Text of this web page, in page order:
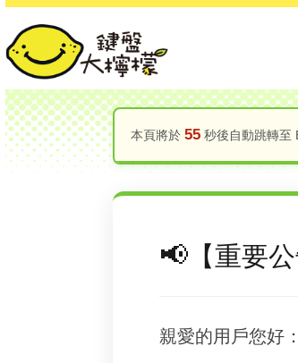
本頁將於 55秒後自動跳轉至
【重要
親愛的用戶您好：